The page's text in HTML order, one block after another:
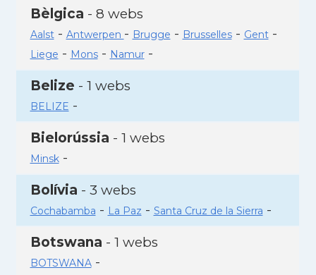
Bèlgica - 8 webs
Aalst- Antwerpen - Brugge - Brusselles- Gent-
Liege - Mons- Namur-
Belize - 1 webs
BELIZE -
Bielorússia - 1 webs
Minsk-
Bolívia - 3 webs
Cochabamba - La Paz - Santa Cruz de la Sierra -
Botswana - 1 webs
BOTSWANA-